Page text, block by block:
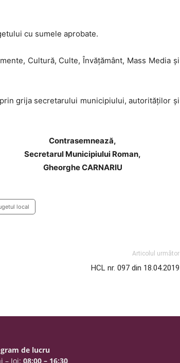
cu sumele aprobate.
Cultură, Culte, Învățământ, Mass Media și
grija secretarului municipiului, autorităţilor şi
Contrasemnează,
Secretarul Municipiului Roman,
Gheorghe CARNARIU
local
Articolul următor
HCL nr. 097 din 18.04.2019
de lucru
– Joi:08:00 – 16:30